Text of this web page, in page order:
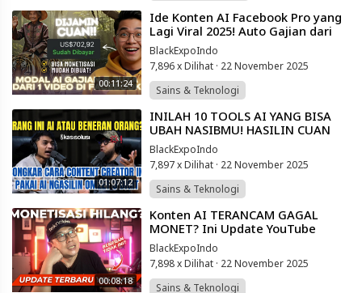
00:11:24
⁣Ide Konten AI Facebook Pro yang
Lagi Viral 2025! Auto Gajian dari
Rumah!
BlackExpoIndo
7,896 x Dilihat · 22 November 2025
Sains & Teknologi
01:07:12
⁣INILAH 10 TOOLS AI YANG BISA
UBAH NASIBMU! HASILIN CUAN
RATUSAN JUTA TANPA HARUS GAJI
KARYAWAN!🤑
BlackExpoIndo
7,897 x Dilihat · 22 November 2025
Sains & Teknologi
00:08:18
⁣Konten AI TERANCAM GAGAL
MONET? Ini Update YouTube
Terbaru yang Bikin Kaget 😱
BlackExpoIndo
7,898 x Dilihat · 22 November 2025
Sains & Teknologi